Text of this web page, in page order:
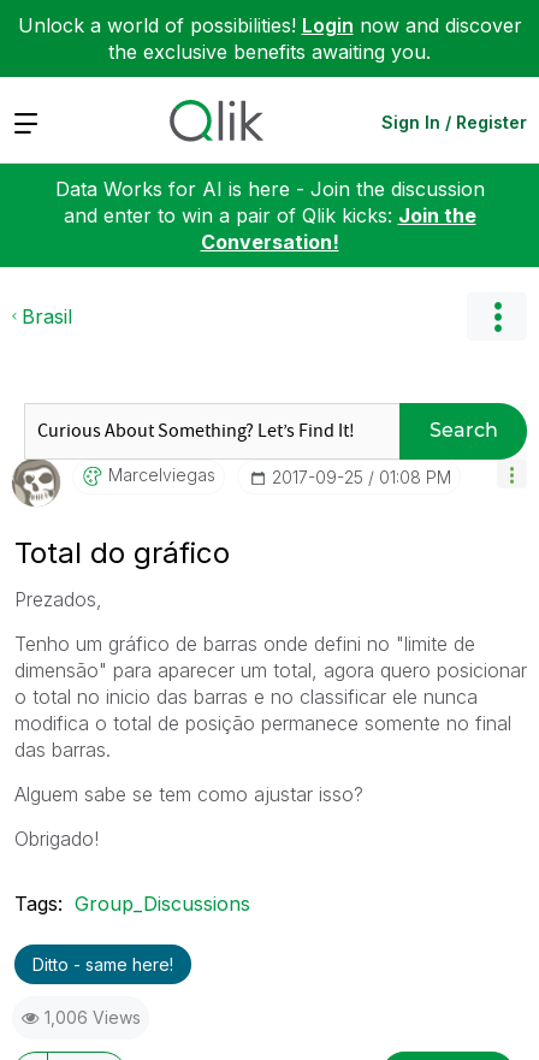
Unlock a world of possibilities! Login now and discover
the exclusive benefits awaiting you.
Expand Sign In / Register
Data Works for AI is here - Join the discussion
and enter to win a pair of Qlik kicks: Join the
Conversation!
Brasil
Search
Marcelviegas ‎2017-09-25 01:08 PM
Total do gráfico
Prezados,
Tenho um gráfico de barras onde defini no "limite de
dimensão" para aparecer um total, agora quero posicionar
o total no inicio das barras e no classificar ele nunca
modifica o total de posição permanece somente no final
das barras.
Alguem sabe se tem como ajustar isso?
Obrigado!
Tags: Group_Discussions
Ditto - same here!
1,006 Views